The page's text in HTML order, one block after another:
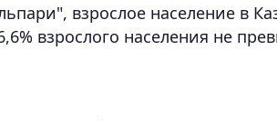
взрослое население в
взрослого населения не